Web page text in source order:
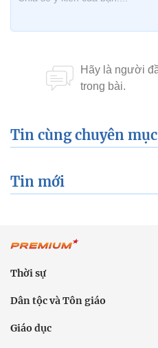
Tin cùng chuyên mục
Tin mới
Thời sự
Dân tộc và Tôn giáo
Giáo dục